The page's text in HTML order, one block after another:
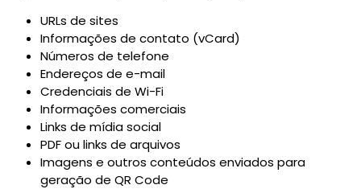
URLs de sites
Informações de contato (vCard)
Números de telefone
Endereços de e-mail
Credenciais de Wi-Fi
Informações comerciais
Links de mídia social
PDF ou links de arquivos
Imagens e outros conteúdos enviados para
geração de QR Code